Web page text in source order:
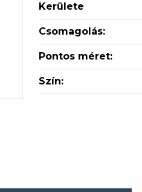
Kerülete
Csomagolás:
Pontos méret:
Szín: